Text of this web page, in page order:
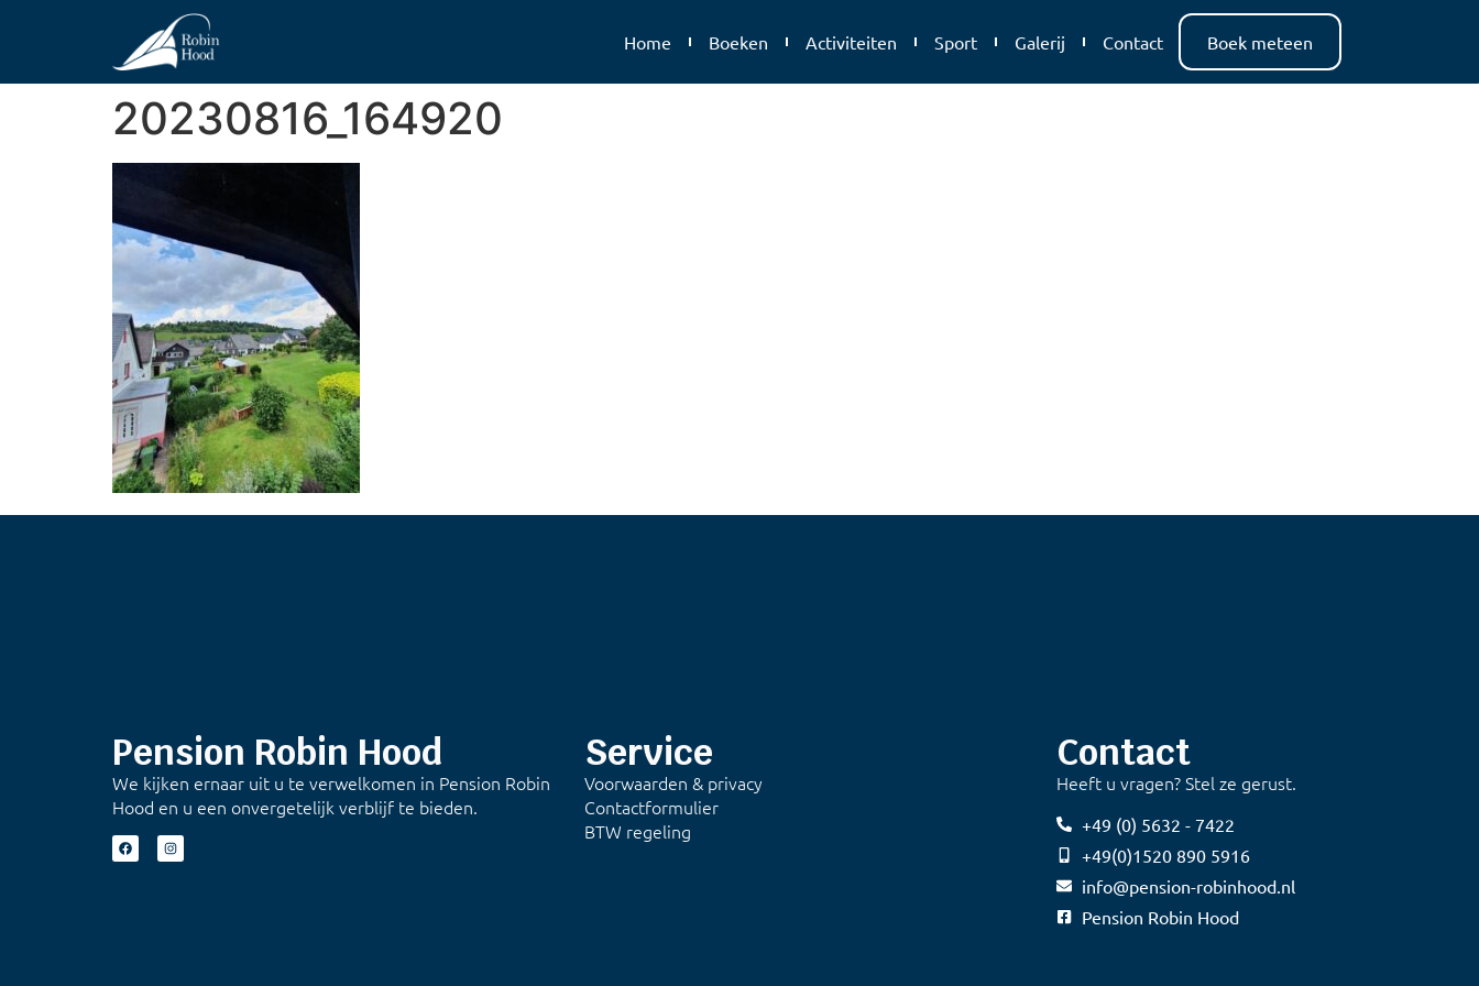
Home Boeken Activiteiten Sport Galerij Contact Boek meteen
20230816_164920
Contact
Heeft u vragen? Stel ze gerust.
+49 (0) 5632 - 7422
+49(0)1520 890 5916
info@pension-robinhood.nl
Pension Robin Hood
Service
Voorwaarden & privacy
Contactformulier
BTW regeling
Pension Robin Hood
We kijken ernaar uit u te verwelkomen in Pension Robin
Hood en u een onvergetelijk verblijf te bieden.